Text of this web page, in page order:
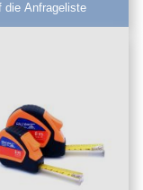
die Anfrageliste